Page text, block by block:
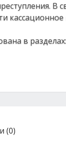
В
в разделах:
(0)